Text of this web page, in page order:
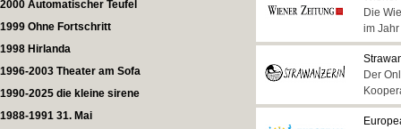
2000 Automatischer Teufel
1999 Ohne Fortschritt
1998 Hirlanda
1996-2003 Theater am Sofa
1990-2025 die kleine sirene
1988-1991 31. Mai
Die
im
Der